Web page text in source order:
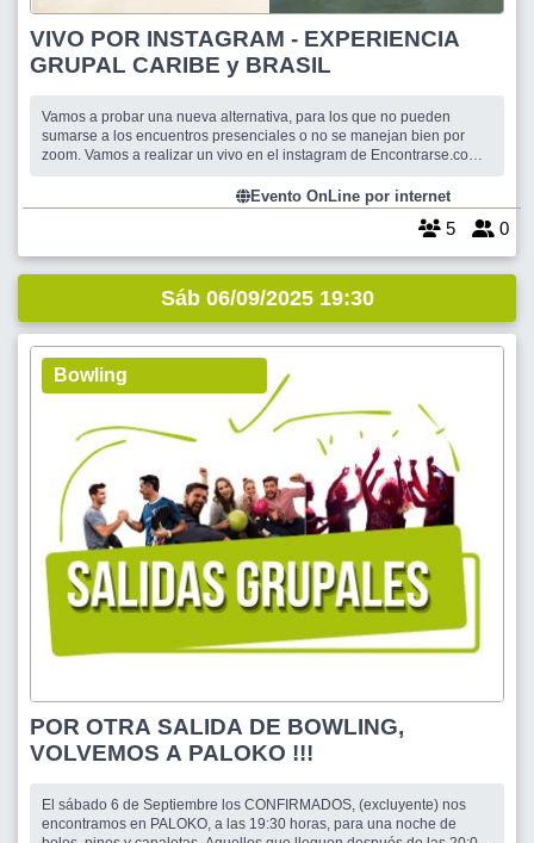
VIVO POR INSTAGRAM - EXPERIENCIA
GRUPAL CARIBE y BRASIL
Vamos a probar una nueva alternativa, para los que no pueden
sumarse a los encuentros presenciales o no se manejan bien por
zoom. Vamos a realizar un vivo en el instagram de Encontrarse.com
a contar un poco de que es Encontrarse.com y luego de como
organizamos las Experiencias
Evento OnLine por internet
5 0
Sáb 06/09/2025 19:30
Bowling
POR OTRA SALIDA DE BOWLING,
VOLVEMOS A PALOKO !!!
El sábado 6 de Septiembre los CONFIRMADOS, (excluyente) nos
encontramos en PALOKO, a las 19:30 horas, para una noche de